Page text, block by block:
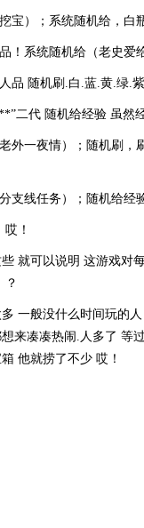
宝）；系统随机给，白
！系统随机给（老史爱
品 随机刷.白.蓝.黄.绿.紫
二代 随机给经验 虽然
外一夜情）；随机刷，
支线任务）；随机给经
！
就可以说明 这游戏对
？
一般没什么时间玩的
来凑凑热闹.人多了 等
他就捞了不少 哎！